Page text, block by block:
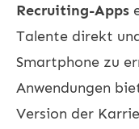
Recruiting-Apps
Talente direkt
Smartphone zu
Anwendungen
Version der